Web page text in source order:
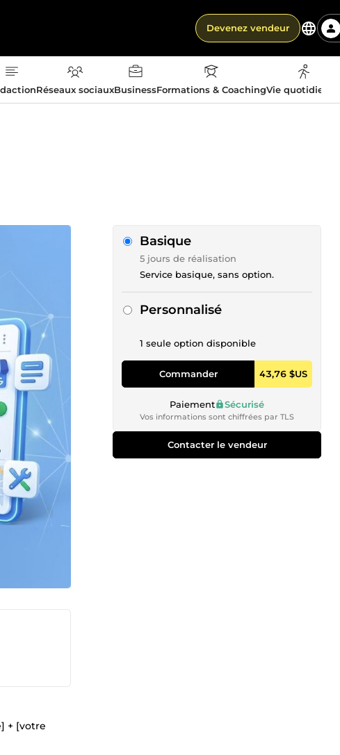
Devenez vendeur
Réseaux sociauxBusinessFormations & CoachingVie
+ [votre
Basique
5 jours de réalisation
Service basique, sans option.
Personnalisé
1 seule option disponible
Commander 43,76 $US
Paiement Sécurisé
Vos informations sont chiffrées par TLS
Contacter le vendeur